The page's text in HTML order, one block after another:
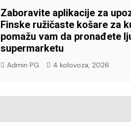
Zaboravite aplikacije za
Finske ružičaste košare za
pomažu vam da pronađete
supermarketu
Admin PG 4 kolovoza, 2026